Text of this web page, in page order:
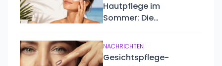
Hautpflege im
Sommer: Die
unverzichtbare
Routine für
gesunde,
NACHRICHTEN
Gesichtspflege-